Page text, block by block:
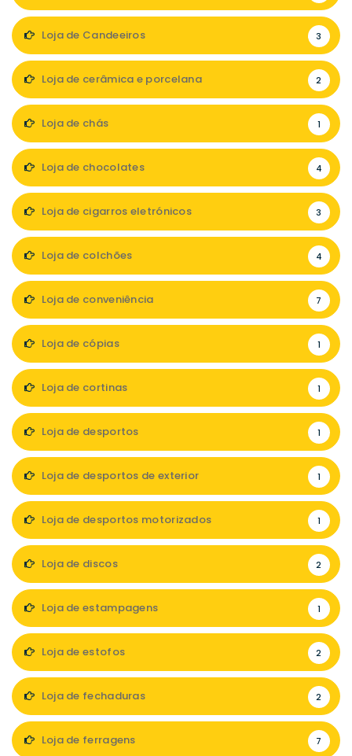
Loja de Candeeiros 3
Loja de cerâmica e porcelana 2
Loja de chás 1
Loja de chocolates 4
Loja de cigarros eletrónicos 3
Loja de colchões 4
Loja de conveniência 7
Loja de cópias 1
Loja de cortinas 1
Loja de desportos 1
Loja de desportos de exterior 1
Loja de desportos motorizados 1
Loja de discos 2
Loja de estampagens 1
Loja de estofos 2
Loja de fechaduras 2
Loja de ferragens 7